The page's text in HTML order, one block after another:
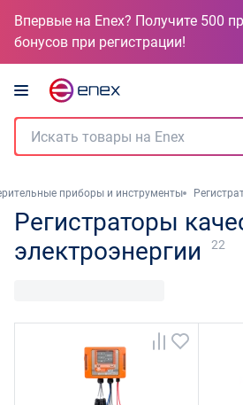
Впервые на Enex? Получите 500
бонусов при регистрации!
приборы и инструменты
Регистраторы
электроэнергии
22